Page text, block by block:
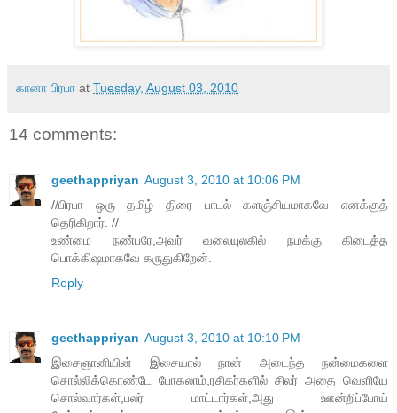
கானா பிரபா at Tuesday, August 03, 2010
14 comments:
geethappriyan August 3, 2010 at 10:06 PM
//பிரபா ஒரு தமிழ் திரை பாடல் களஞ்சியமாகவே எனக்குத்
தெரிகிறார். //
உண்மை நண்பரே,அவர் வலையுலகில் நமக்கு கிடைத்த
பொக்கிஷமாகவே கருதுகிறேன்.
Reply
geethappriyan August 3, 2010 at 10:10 PM
இசைஞானியின் இசையால் நான் அடைந்த நன்மைகளை
சொல்லிக்கொண்டே போகலாம்,ரசிகர்களில் சிலர் அதை வெளியே
சொல்வார்கள்,பலர் மாட்டார்கள்,அது ஊன்றிப்போய்